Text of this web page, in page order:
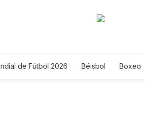
de Fútbol 2026 Béisbol Boxeo